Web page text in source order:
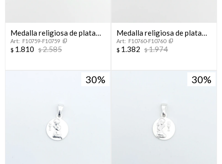
Medalla religiosa de plata
925, Virgen Del Loreto.
F10759-F10759
$ 1.810 $2.585
Medalla religiosa de plata
925, Virgen de la Candelaria.
F10760-F10760
$ 1.382 $1.974
30 30